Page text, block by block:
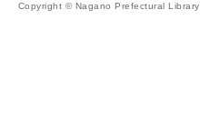
Copyright © Nagano Prefectural Library